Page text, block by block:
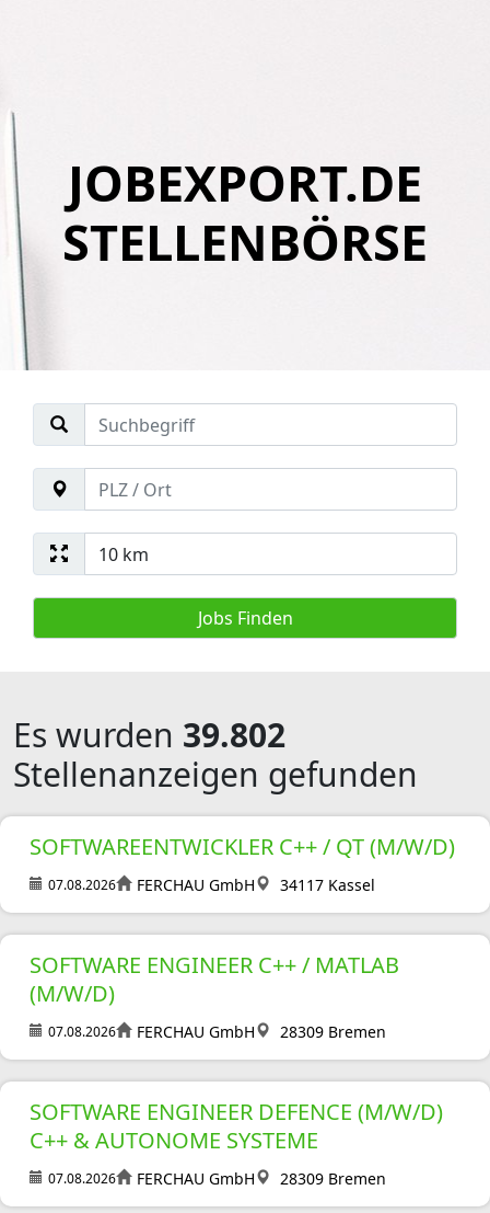
JOBEXPORT.DE
STELLENBÖRSE
Es wurden 39.802
Stellenanzeigen gefunden
SOFTWAREENTWICKLER C++ / QT (M/W/D)
07.08.2026 FERCHAU GmbH 34117 Kassel
SOFTWARE ENGINEER C++ / MATLAB
(M/W/D)
07.08.2026 FERCHAU GmbH 28309 Bremen
SOFTWARE ENGINEER DEFENCE (M/W/D)
C++ & AUTONOME SYSTEME
07.08.2026 FERCHAU GmbH 28309 Bremen